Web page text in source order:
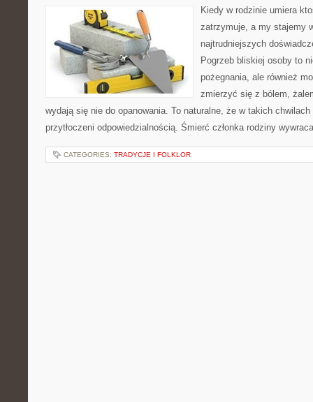
Kiedy w rodzinie umiera
zatrzymuje, a my stajemy
najtrudniejszych
Pogrzeb bliskiej osoby to
pożegnania, ale również
zmierzyć się z bólem,
wydają się nie do opanowania. To naturalne, że w takich
przytłoczeni odpowiedzialnością. Śmierć członka rodziny
CATEGORIES: TRADYCJE I FOLKLOR